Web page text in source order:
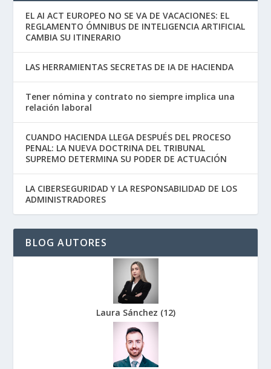
EL AI ACT EUROPEO NO SE VA DE VACACIONES: EL
REGLAMENTO ÓMNIBUS DE INTELIGENCIA ARTIFICIAL
CAMBIA SU ITINERARIO
LAS HERRAMIENTAS SECRETAS DE IA DE HACIENDA
Tener nómina y contrato no siempre implica una
relación laboral
CUANDO HACIENDA LLEGA DESPUÉS DEL PROCESO
PENAL: LA NUEVA DOCTRINA DEL TRIBUNAL
SUPREMO DETERMINA SU PODER DE ACTUACIÓN
LA CIBERSEGURIDAD Y LA RESPONSABILIDAD DE LOS
ADMINISTRADORES
BLOG AUTORES
Laura Sánchez (12)